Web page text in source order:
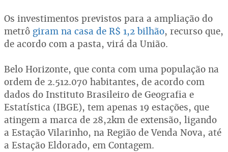
Os investimentos previstos para a ampliação do
metrô giram na casa de R$ 1,2 bilhão, recurso que,
de acordo com a pasta, virá da União.
Belo Horizonte, que conta com uma população na
ordem de 2.512.070 habitantes, de acordo com
dados do Instituto Brasileiro de Geografia e
Estatística (IBGE), tem apenas 19 estações, que
atingem a marca de 28,2km de extensão, ligando
a Estação Vilarinho, na Região de Venda Nova, até
a Estação Eldorado, em Contagem.